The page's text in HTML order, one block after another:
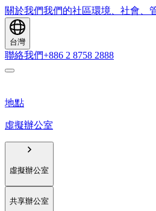
關於我們我們的社區環境、社會、
台灣
聯絡我們+886 2 8758 2888
地點
虛擬辦公室
虛擬辦公室
共享辦公室